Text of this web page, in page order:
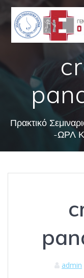
Πρακτικό
-ΩΡΛ
admin